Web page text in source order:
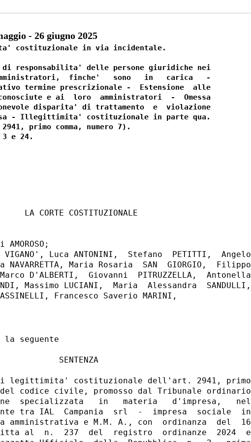
- 26 giugno 2025
costituzionale in via incidentale.
di responsabilita' delle persone giuridiche nei
finche'   sono   in   carica   -
termine prescrizionale -  Estensione  alle
e ai  loro  amministratori  -  Omessa
disparita' di trattamento  e  violazione
- Illegittimita' costituzionale in parte qua.
primo comma, numero 7).
LA CORTE COSTITUZIONALE
Luca ANTONINI,  Stefano  PETITTI,  Angelo
NAVARRETTA, Maria Rosaria  SAN  GIORGIO,  Filippo
D'ALBERTI,  Giovanni  PITRUZZELLA,  Antonella
Massimo LUCIANI,  Maria  Alessandra  SANDULLI,